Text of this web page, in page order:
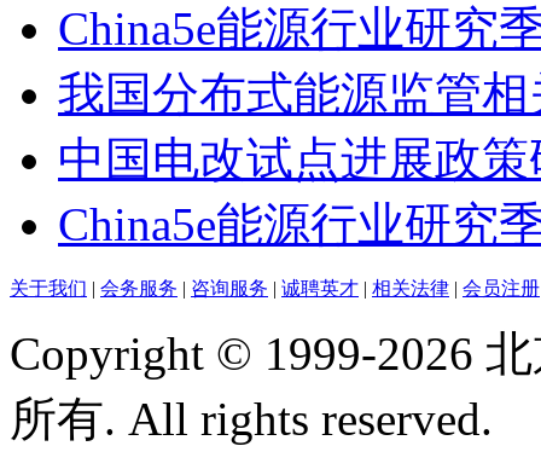
China5e能源行业研
我国分布式能源监管
中国电改试点进展政
China5e能源行业研究
关于我们 | 会务服务 | 咨询服务 | 诚聘英才 | 相关法律 | 会员注册
Copyright © 1999-2026
所有. All rights reserved.